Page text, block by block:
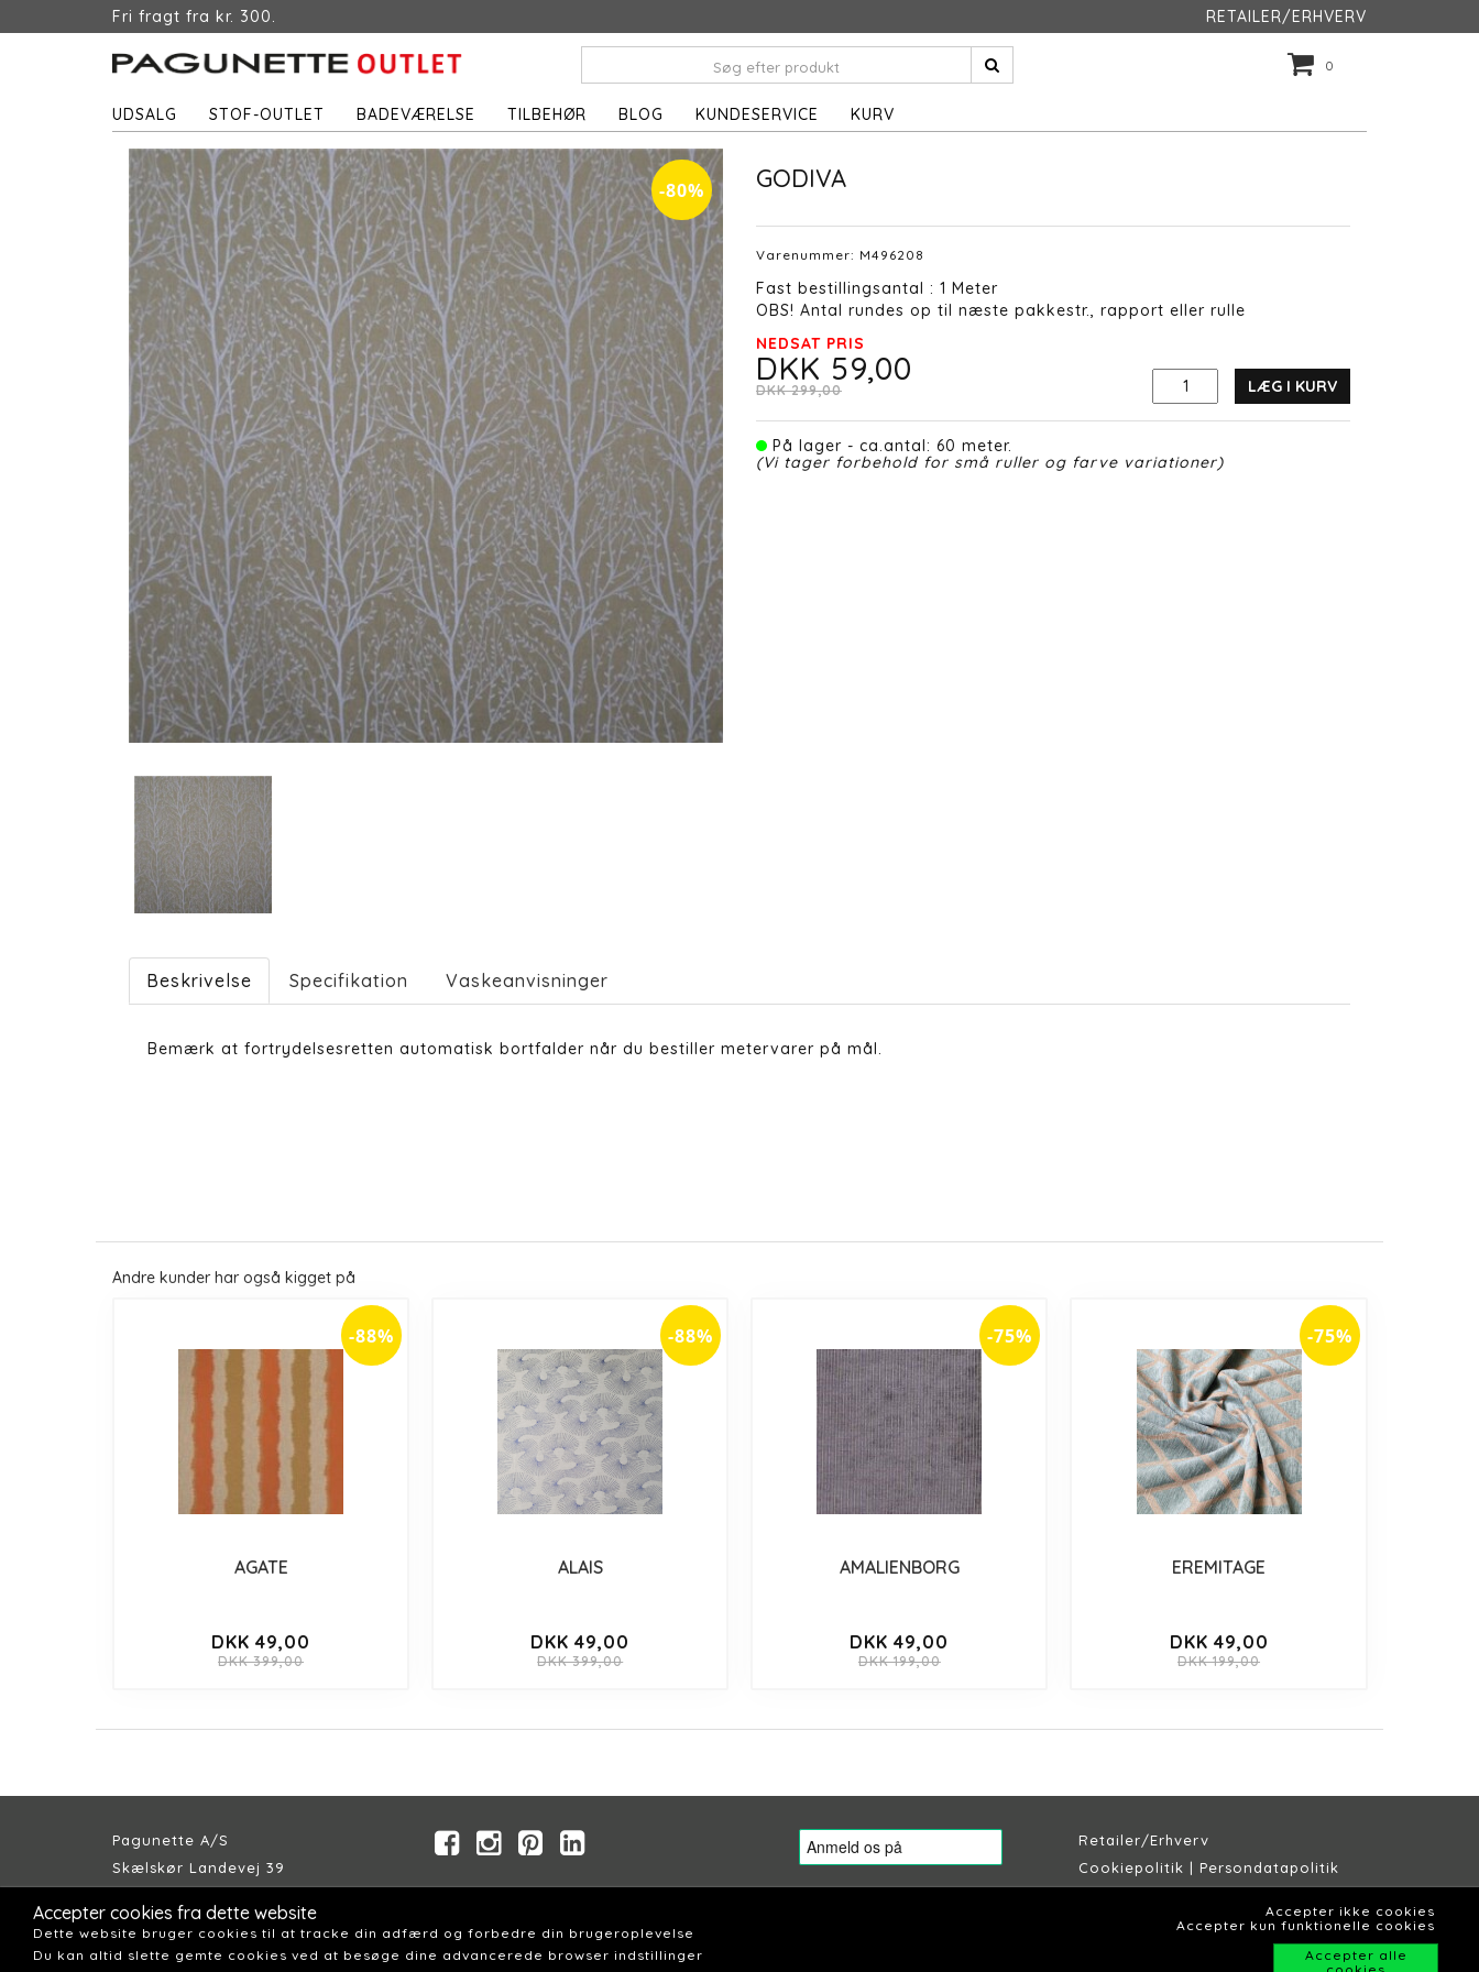
Fri fragt fra kr. 300. RETAILER/ERHVERV
0
UDSALG STOF-OUTLET BADEVÆRELSE TILBEHØR BLOG KUNDESERVICE KURV
-80% GODIVA
Varenummer: M496208
Fast bestillingsantal : 1 Meter
OBS! Antal rundes op til næste pakkestr., rapport eller rulle
NEDSAT PRIS
DKK 59,00
DKK 299,00 LÆG I KURV
På lager - ca.antal: 60 meter.
(Vi tager forbehold for små ruller og farve variationer)
Beskrivelse Specifikation Vaskeanvisninger
Bemærk at fortrydelsesretten automatisk bortfalder når du bestiller metervarer på mål.
Andre kunder har også kigget på
-88%
AGATE
DKK 49,00
DKK 399,00
-88%
ALAIS
DKK 49,00
DKK 399,00
-75%
AMALIENBORG
DKK 49,00
DKK 199,00
-75%
EREMITAGE
DKK 49,00
DKK 199,00
Pagunette A/S
Skælskør Landevej 39
Telefon: +45 58 57 04 00
Email:pagunette@pagunette.dk
Retailer/Erhverv
Cookiepolitik | Persondatapolitik
Lagersalg Slagelse
Accepter cookies fra dette website
Dette website bruger cookies til at tracke din adfærd og forbedre din brugeroplevelse
Du kan altid slette gemte cookies ved at besøge dine advancerede browser indstillinger
Accepter ikke cookies
Accepter kun funktionelle cookies
Accepter alle